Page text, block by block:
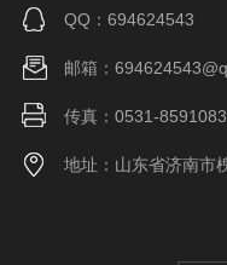
QQ：694624543
邮箱：
传真：0531-
地址：山东省济南市